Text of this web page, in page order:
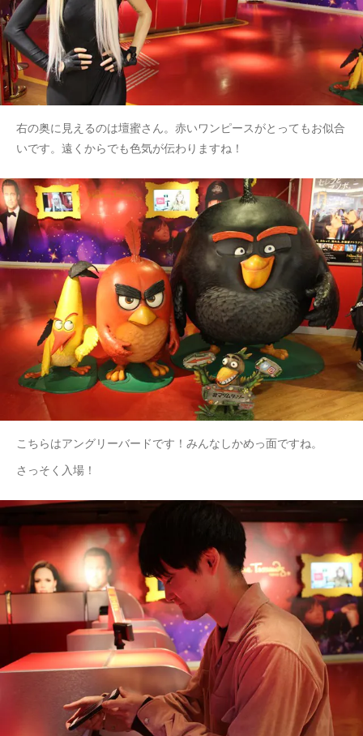
右の奥に見えるのは壇蜜さん。赤いワンピースがとってもお似合
いです。遠くからでも色気が伝わりますね！
こちらはアングリーバードです！みんなしかめっ面ですね。
さっそく入場！